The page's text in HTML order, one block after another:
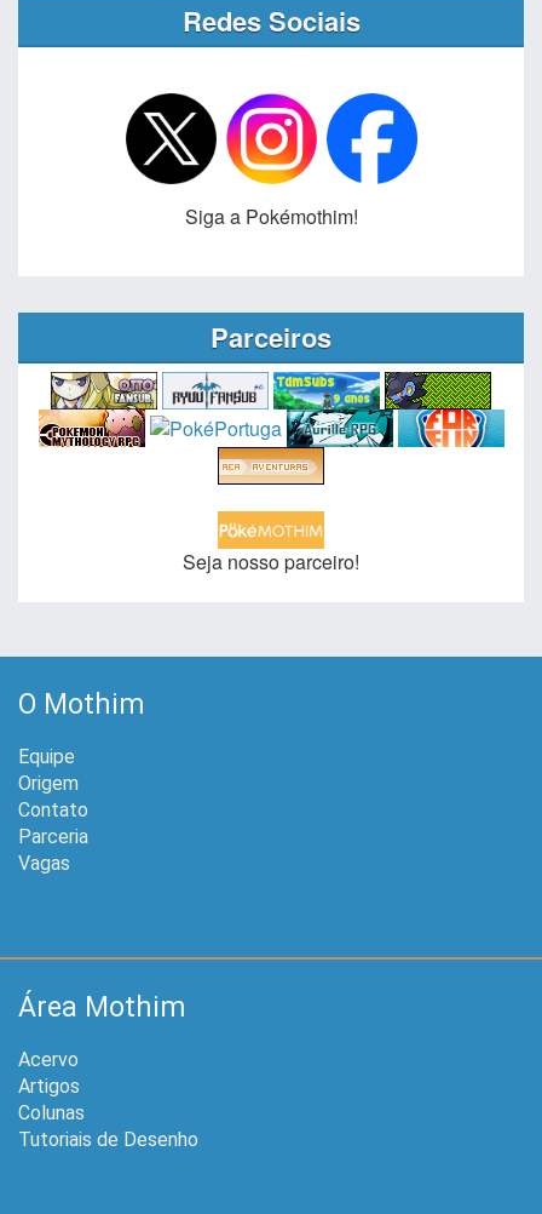
Redes Sociais
Siga a Pokémothim!
Parceiros
Seja nosso parceiro!
O Mothim
Equipe
Origem
Contato
Parceria
Vagas
Área Mothim
Acervo
Artigos
Colunas
Tutoriais de Desenho